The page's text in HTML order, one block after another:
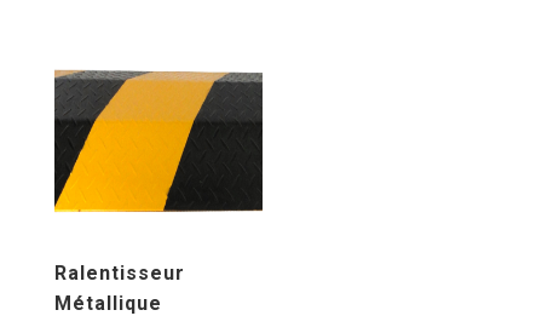
Ralentisseur
Métallique